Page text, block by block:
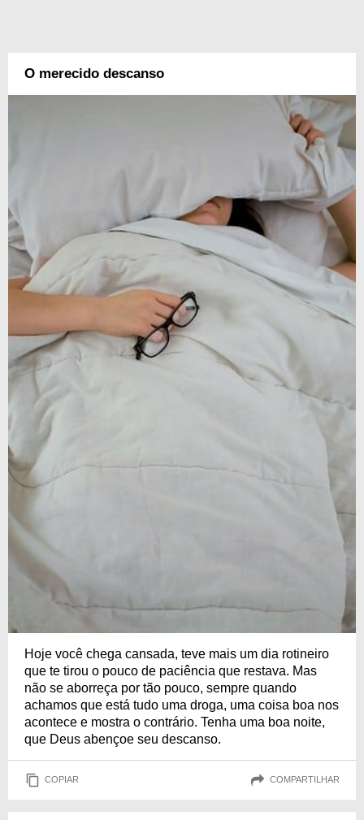
O merecido descanso
Hoje você chega cansada, teve mais um dia rotineiro
que te tirou o pouco de paciência que restava. Mas
não se aborreça por tão pouco, sempre quando
achamos que está tudo uma droga, uma coisa boa nos
acontece e mostra o contrário. Tenha uma boa noite,
que Deus abençoe seu descanso.
COPIAR COMPARTILHAR